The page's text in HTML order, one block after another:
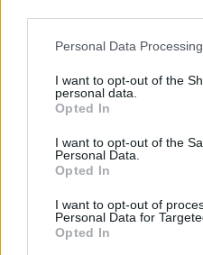
Personal Data
I want to opt-out of the
personal data.
Opted In
I want to opt-out of the
Personal Data.
Opted In
I want to opt-out of
Personal Data for
Opted In
INVESTIMENTI E MERCATI
il Blue Bond per
Il cfo Bracaglia:
Nuove emissioni sostenibili
Redazione